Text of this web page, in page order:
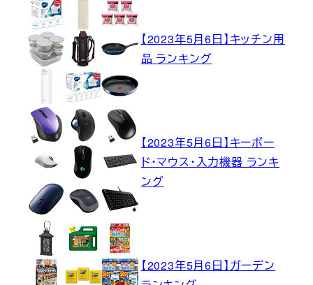
【2023年5月6日】キッチン用
品 ランキング
【2023年5月6日】キーボー
ド・マウス・入力機器 ランキ
ング
【2023年5月6日】ガーデン